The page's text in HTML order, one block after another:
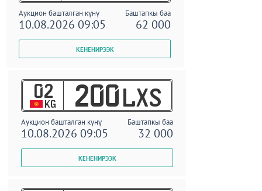
Аукцион башталган күнү Баштапкы баа
10.08.2026 09:05 62 000
02
KG 200 LXS
Аукцион башталган күнү Баштапкы баа
10.08.2026 09:05 32 000